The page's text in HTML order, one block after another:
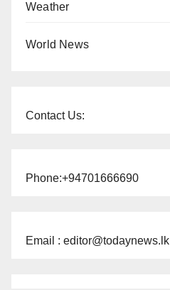
Weather
World News
Contact Us:
Phone:+94701666690
Email : editor@todaynews.lk